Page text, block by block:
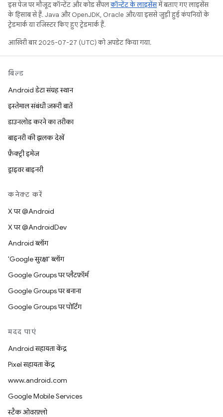
इस पेज पर मौजूद कॉन्टेंट और कोड सैंपलकॉन्टेंट के लाइसेंसमें बताए गए लाइसेंस
के हिसाब से हैं. Java और OpenJDK, Oracle और/या इससे जुड़ी हुई कंपनियों के
ट्रेडमार्क या रजिस्टर किए हुए ट्रेडमार्क हैं.
आखिरी बार 2025-07-27 (UTC) को अपडेट किया गया.
बिल्ड
Android डेटा संग्रह स्थान
इस्तेमाल संबंधी ज़रूरी बातें
डाउनलोड करने का तरीका
बाइनरी की झलक देखें
फ़ैक्ट्री इमेज
ड्राइवर बाइनरी
कनेक्ट करें
X पर @Android
X पर @AndroidDev
Android ब्लॉग
'Google सुरक्षा' ब्लॉग
Google Groups पर प्लैटफ़ॉर्म
Google Groups पर बनाना
Google Groups पर पोर्टिंग
मदद पाएं
Android सहायता केंद्र
Pixel सहायता केंद्र
www.android.com
Google Mobile Services
स्टैक ओवरफ़्लो